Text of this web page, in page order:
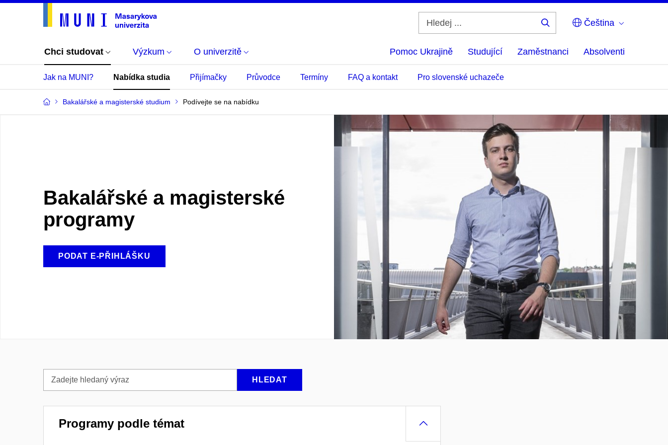
Čeština
Chci studovat Výzkum O univerzitě Pomoc Ukrajině Studující Zaměstnanci Absolventi
Jak na MUNI? Nabídka studia Přijímačky Průvodce Termíny FAQ a kontakt Pro slovenské uchazeče
Bakalářské a magisterské studium Podívejte se na nabídku
Bakalářské a magisterské
programy
PODAT E-PŘIHLÁŠKU
hledaný
HLEDAT
Programy podle témat